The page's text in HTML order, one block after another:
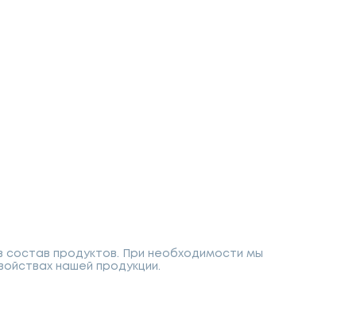
продуктов. При необходимости мы
нашей продукции.